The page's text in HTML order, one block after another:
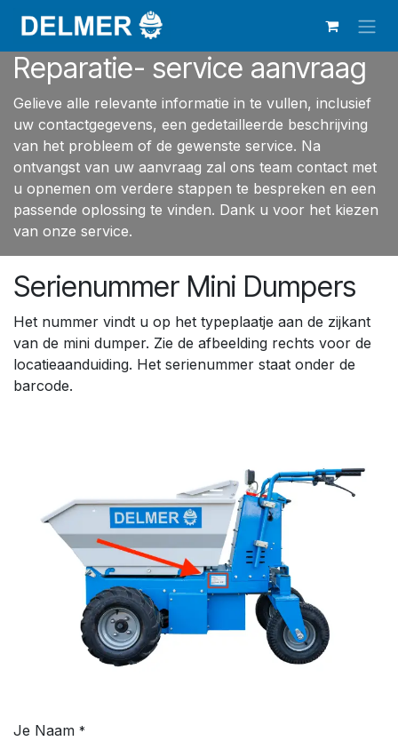
Overslaan naar inhoud
Reparatie- service aanvraag
Gelieve alle relevante informatie in te vullen, inclusief
uw contactgegevens, een gedetailleerde beschrijving
van het probleem of de gewenste service. Na
ontvangst van uw aanvraag zal ons team contact met
u opnemen om verdere stappen te bespreken en een
passende oplossing te vinden. Dank u voor het kiezen
van onze service.
Serienummer Mini Dumpers
Het nummer vindt u op het typeplaatje aan de zijkant
van de mini dumper. Zie de afbeelding rechts voor de
locatieaanduiding. Het serienummer staat onder de
barcode.
Je Naam *